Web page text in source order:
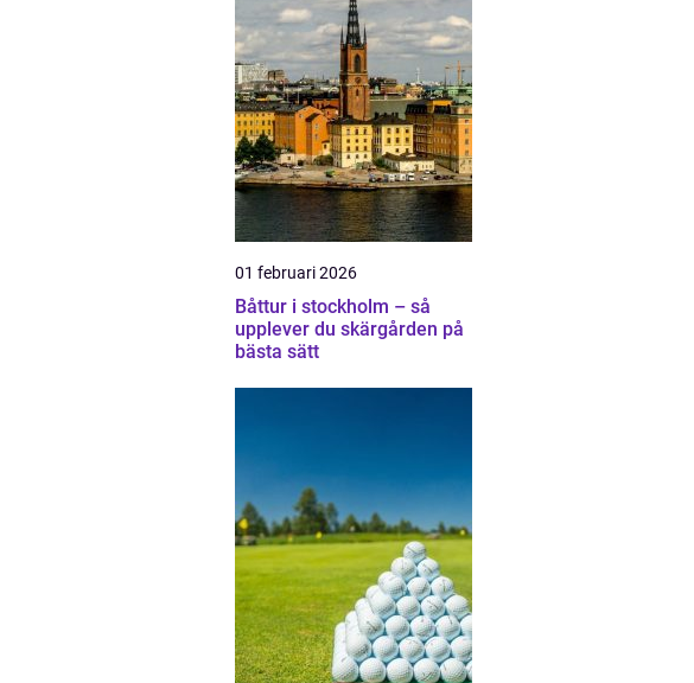
01 februari 2026
Båttur i stockholm – så
upplever du skärgården på
bästa sätt